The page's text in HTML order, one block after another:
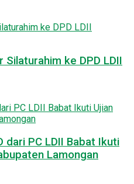
Silaturahim ke DPD LDII
dari PC LDII Babat Ikuti
Lamongan